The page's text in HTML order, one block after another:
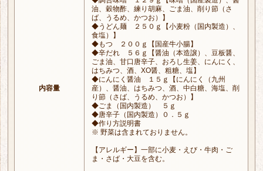
内容量
油、穀物酢、練り胡麻、ごま油、削り節（さ
ば、うるめ、かつお）】
◆うどん麺 ２５０ｇ【小麦粉（国内製造）、
食塩）】
◆もつ ２００ｇ【国産牛小腸】
◆辛だれ ５６ｇ【醤油（本造譲）、豆板醤、
ごま油、甘口唐辛子、おろし生姜、にんにく、
はちみつ、酒、XO醤、粗糖、塩】
◆にんにく醤油 １５ｇ【にんにく（九州
産）、醤油、はちみつ、酒、中白糖、海塩、削
り節（さば、うるめ、かつお）】
◆ごま（国内製造） ５ｇ
◆唐辛子（国内製造）０．５ｇ
◆作り方説明書
※ 野菜は含まれておりません。
【アレルギー】一部に小麦・えび・牛肉・ご
ま・さば・大豆を含む。